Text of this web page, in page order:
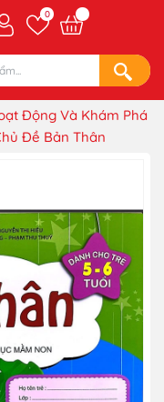
0
Động Và Khám Phá
Đề Bản Thân